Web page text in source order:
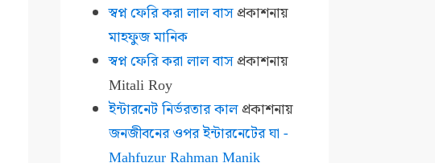
স্বপ্ন ফেরি করা লাল বাসপ্রকাশনায়
মাহফুজ মানিক
স্বপ্ন ফেরি করা লাল বাসপ্রকাশনায়
Mitali Roy
ইন্টারনেট নির্ভরতার কালপ্রকাশনায়
জনজীবনের ওপর ইন্টারনেটের ঘা -
Mahfuzur Rahman Manik